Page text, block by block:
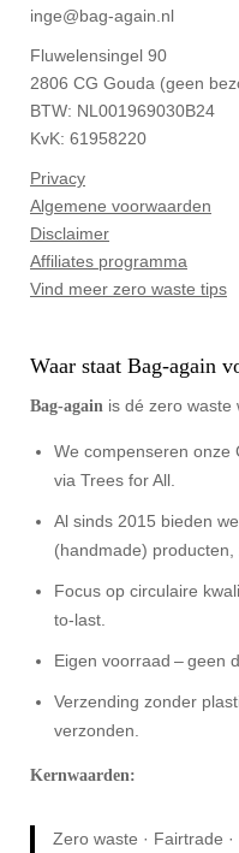
inge@bag-again.nl
Fluwelensingel 90
2806 CG Gouda (geen
BTW: NL001969030B24
KvK: 61958220
Privacy
Algemene voorwaarden
Disclaimer
Affiliates programma
Vind meer zero waste tips
Waar staat Bag-again
Bag‑again is dé zero waste
We compenseren onze
via Trees for All.
Al sinds 2015 bieden
(handmade)
Focus op circulaire
to-last.
Eigen voorraad – geen
Verzending zonder
verzonden.
Kernwaarden:
Zero waste · Fairtrade ·